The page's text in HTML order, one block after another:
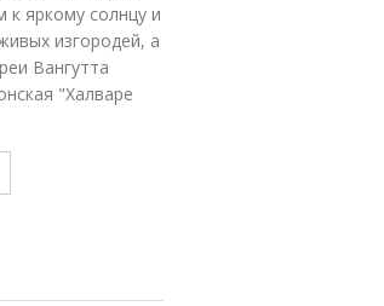
яркому солнцу и
изгородей, а
Вангутта
"Халваре